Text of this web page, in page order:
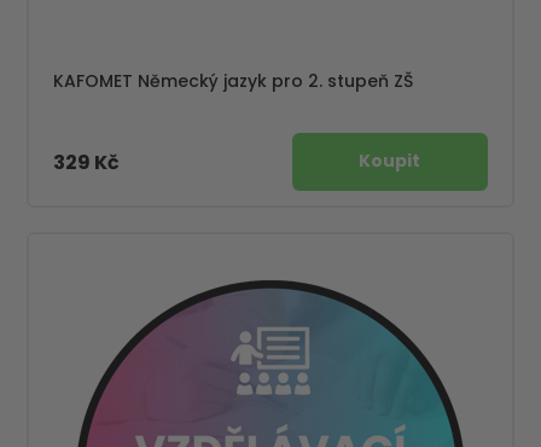
KAFOMET Německý jazyk pro 2. stupeň ZŠ
329 Kč